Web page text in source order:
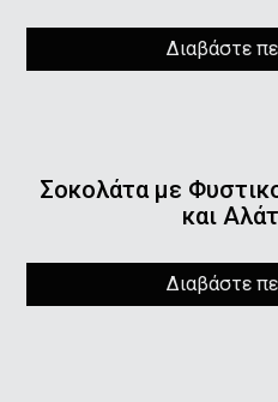
Διαβάστε
Σοκολάτα με
και
Διαβάστε